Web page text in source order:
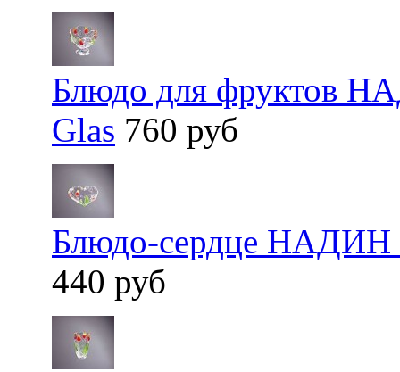
Блюдо для фруктов
Glas 760 руб
Блюдо-сердце НАДИН
440 руб